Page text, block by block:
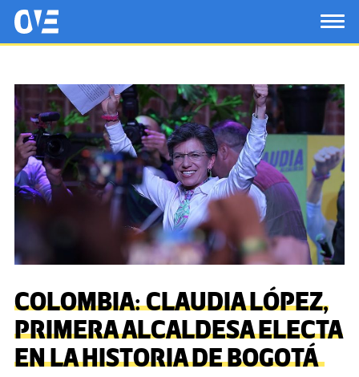
Saltar al contenido principal
OtrasVocesenEducacion.org
COLOMBIA: CLAUDIA LÓPEZ,
PRIMERA ALCALDESA ELECTA
EN LA HISTORIA DE BOGOTÁ